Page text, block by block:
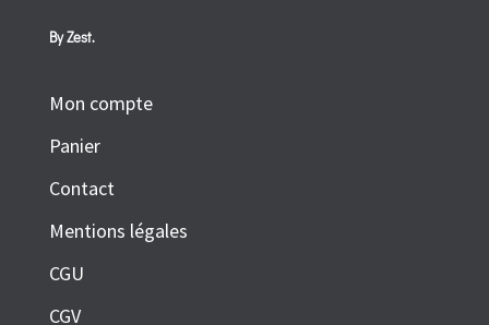
By Zest.
Mon compte
Panier
Contact
Mentions légales
CGU
CGV